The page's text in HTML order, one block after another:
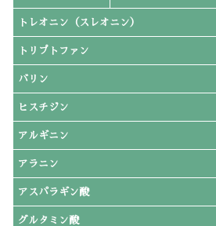
トレオニン（スレオニン）
トリプトファン
バリン
ヒスチジン
アルギニン
アラニン
アスパラギン酸
グルタミン酸